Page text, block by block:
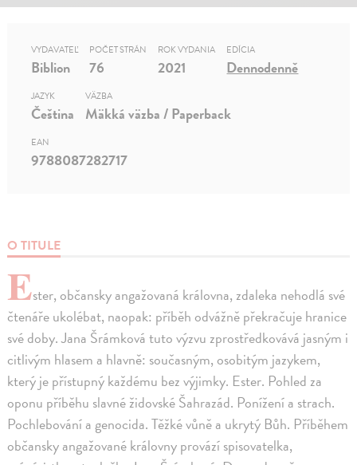
O TITULE
Ester, občansky angažovaná královna, zdaleka nehodlá své
čtenáře ukolébat, naopak: příběh odvážně překračuje hranice
své doby. Jana Šrámková tuto výzvu zprostředkovává jasným i
citlivým hlasem a hlavně: současným, osobitým jazykem,
který je přístupný každému bez výjimky. Ester. Pohled za
oponu příběhu slavné židovské Šahrazád. Ponížení a strach.
Pochlebování a genocida. Těžké vůně a ukrytý Bůh. Příběhem
občansky angažované královny provází spisovatelka,
VYDAVATEĽ
Biblion
POČET STRÁN
76
ROK VYDANIA
2021
EDÍCIA
Dennodenně
JAZYK
Čeština
VÄZBA
Mäkká väzba / Paperback
EAN
9788087282717